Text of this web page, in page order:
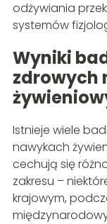
odżywiania
systemów
Wyniki
zdrowych
Istnieje wiele
nawykach
cechują się
zakresu –
krajowym,